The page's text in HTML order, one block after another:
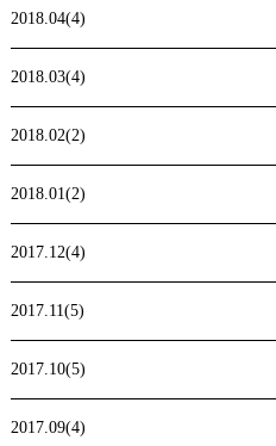
2018.04(4)
2018.03(4)
2018.02(2)
2018.01(2)
2017.12(4)
2017.11(5)
2017.10(5)
2017.09(4)